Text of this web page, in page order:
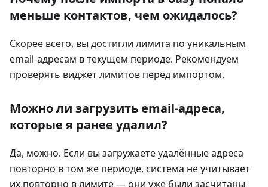
меньше контактов, чем ожидалось?
Скорее всего, вы достигли лимита по уникальным
email-адресам в текущем периоде. Рекомендуем
проверять виджет лимитов перед импортом.
Можно ли загрузить email-адреса,
которые я ранее удалил?
Да, можно. Если вы загружаете удалённые адреса
повторно в том же периоде, система не учитывает
их повторно в лимите — они уже были засчитаны